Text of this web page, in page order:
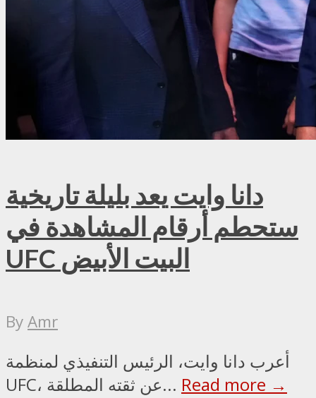
دانا وايت يعد بليلة تاريخية
ستحطم أرقام المشاهدة في
UFC البيت الأبيض
ByAmr
أعرب دانا وايت، الرئيس التنفيذي لمنظمة
UFC، عن ثقته المطلقة... Read more →